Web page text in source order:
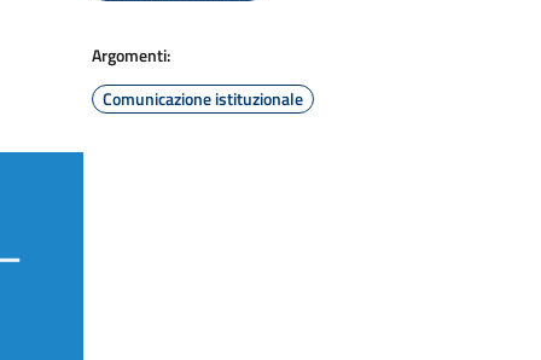
Argomenti:
Comunicazione istituzionale